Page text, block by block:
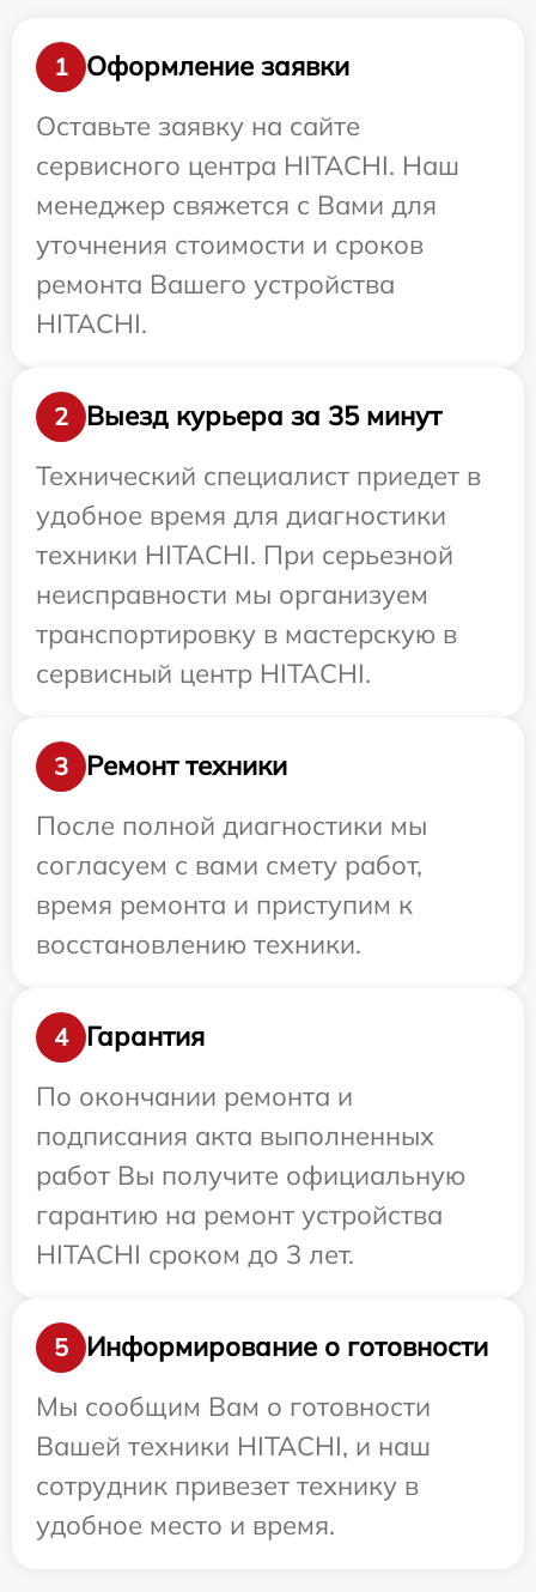
1
Оформление заявки
Оставьте заявку на сайте
сервисного центра HITACHI. Наш
менеджер свяжется с Вами для
уточнения стоимости и сроков
ремонта Вашего устройства
HITACHI.
2
Выезд курьера за 35 минут
Технический специалист приедет в
удобное время для диагностики
техники HITACHI. При серьезной
неисправности мы организуем
транспортировку в мастерскую в
сервисный центр HITACHI.
3
Ремонт техники
После полной диагностики мы
согласуем с вами смету работ,
время ремонта и приступим к
восстановлению техники.
4
Гарантия
По окончании ремонта и
подписания акта выполненных
работ Вы получите официальную
гарантию на ремонт устройства
HITACHI сроком до 3 лет.
5
Информирование о готовности
Мы сообщим Вам о готовности
Вашей техники HITACHI, и наш
сотрудник привезет технику в
удобное место и время.